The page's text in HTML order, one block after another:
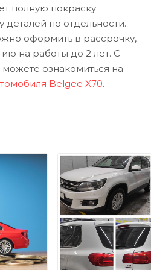
полную покраску
деталей по отдельности.
оформить в рассрочку,
на работы до 2 лет. С
ознакомиться на
Belgee X70.